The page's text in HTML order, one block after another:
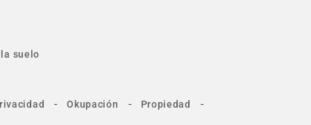
suelo
- Okupación - Propiedad -